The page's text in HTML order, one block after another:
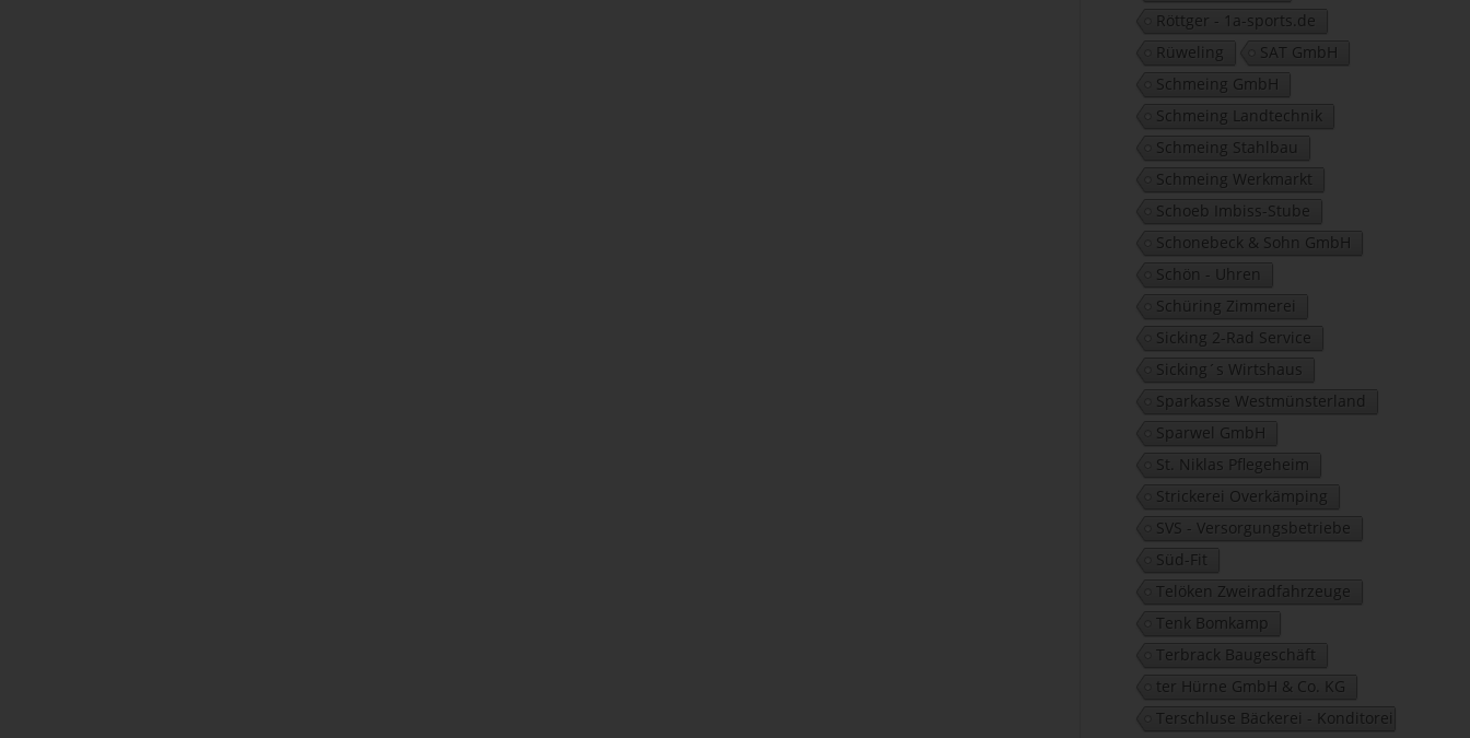
Röttger - 1a-sports.de
Rüweling
SAT GmbH
Schmeing GmbH
Schmeing Landtechnik
Schmeing Stahlbau
Schmeing Werkmarkt
Schoeb Imbiss-Stube
Schonebeck & Sohn GmbH
Schön - Uhren
Schüring Zimmerei
Sicking 2-Rad Service
Sicking´s Wirtshaus
Sparkasse Westmünsterland
Sparwel GmbH
St. Niklas Pflegeheim
Strickerei Overkämping
SVS - Versorgungsbetriebe
Süd-Fit
Telöken Zweiradfahrzeuge
Tenk Bomkamp
Terbrack Baugeschäft
ter Hürne GmbH & Co. KG
Terschluse Bäckerei - Konditorei